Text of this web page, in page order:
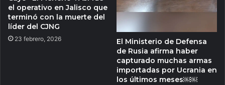
el operativo en Jalisco que
terminó con la muerte del
líder del CJNG
23 febrero, 2026
El Ministerio de Defensa
de Rusia afirma haber
capturado muchas armas
importadas por Ucrania en
los últimos meses￼￼